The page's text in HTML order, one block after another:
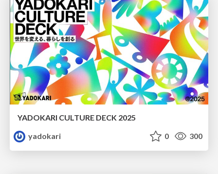
YADOKARI CULTURE DECK 2025
yadokari
0 300